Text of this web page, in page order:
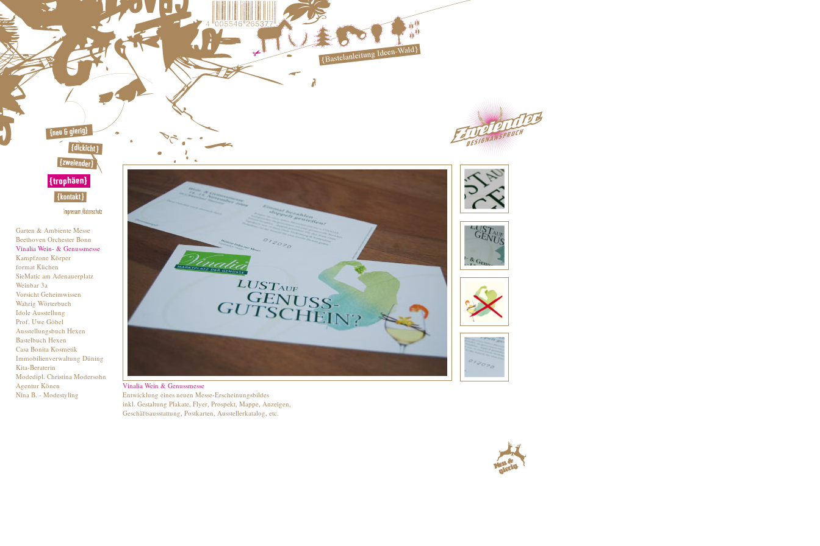
Garten & Ambiente Messe
Beethoven Orchester Bonn
Vinalia Wein- & Genussmesse
Kampfzone Körper
format Küchen
SieMatic am Adenauerplatz
Weinbar 3a
Vorsicht Geheimwissen
Wahrig Wörterbuch
Idole Ausstellung
Prof. Uwe Göbel
Ausstellungsbuch Hexen
Bastelbuch Hexen
Casa Bonita Kosmetik
Immobilienverwaltung Düning
Kita-Beraterin
Modedipl. Christina Modersohn
Agentur Könen
Nina B. - Modestyling
Vinalia Wein & Genussmesse
Entwicklung eines neuen Messe-Erscheinungsbildes
inkl. Gestaltung Plakate, Flyer, Prospekt, Mappe, Anzeigen,
Geschäftsausstattung, Postkarten, Ausstellerkatalog, etc.